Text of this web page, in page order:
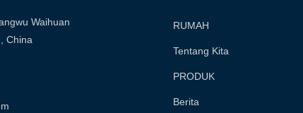
Waihuan
China
RUMAH
Tentang Kita
PRODUK
Berita